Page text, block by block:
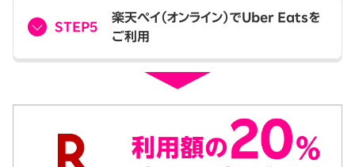
STEP5
楽天ペイ（オンライン）でUber Eatsを
ご利用